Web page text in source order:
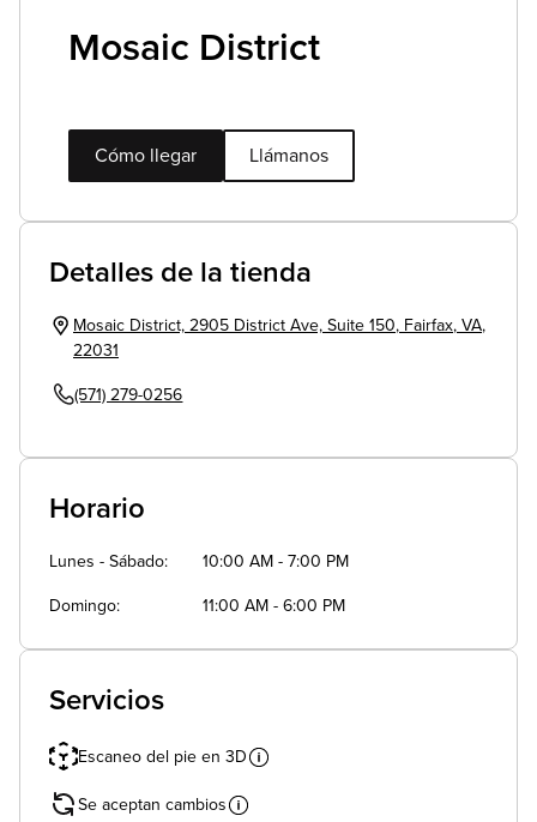
Mosaic District
Cómo llegar Llámanos
Detalles de la tienda
Mosaic District, 2905 District Ave, Suite 150, Fairfax, VA,
22031
(571) 279-0256
Horario
Lunes - Sábado 10:00 AM - 7:00 PM
Domingo 11:00 AM - 6:00 PM
Servicios
Escaneo del pie en 3D
Se aceptan cambios